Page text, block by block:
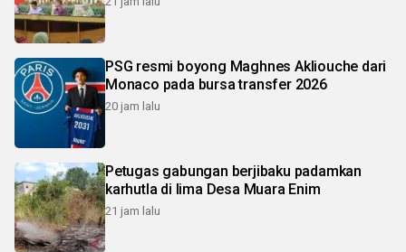
PSG resmi boyong Maghnes Akliouche dari
Monaco pada bursa transfer 2026
20 jam lalu
Petugas gabungan berjibaku padamkan
karhutla di lima Desa Muara Enim
21 jam lalu